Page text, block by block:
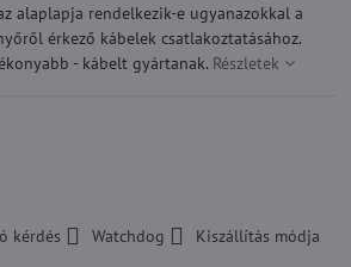
alaplapja rendelkezik-e ugyanazokkal a
érkező kábelek csatlakoztatásához.
- kábelt gyártanak. Részletek
kérdés
Watchdog
Kiszállítás módja